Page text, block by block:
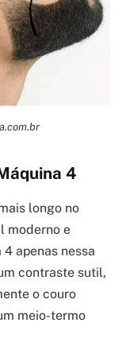
4
longo no
moderno e
apenas nessa
contraste sutil,
o couro
meio-termo